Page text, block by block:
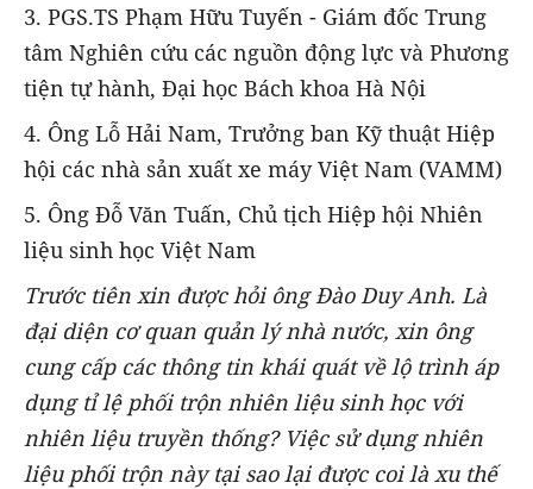
3. PGS.TS Phạm Hữu Tuyến - Giám đốc Trung
tâm Nghiên cứu các nguồn động lực và Phương
tiện tự hành, Đại học Bách khoa Hà Nội
4. Ông Lỗ Hải Nam, Trưởng ban Kỹ thuật Hiệp
hội các nhà sản xuất xe máy Việt Nam (VAMM)
5. Ông Đỗ Văn Tuấn, Chủ tịch Hiệp hội Nhiên
liệu sinh học Việt Nam
Trước tiên xin được hỏi ông Đào Duy Anh. Là
đại diện cơ quan quản lý nhà nước, xin ông
cung cấp các thông tin khái quát về lộ trình áp
dụng tỉ lệ phối trộn nhiên liệu sinh học với
nhiên liệu truyền thống? Việc sử dụng nhiên
liệu phối trộn này tại sao lại được coi là xu thế